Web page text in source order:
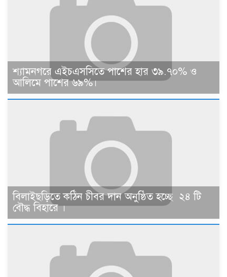
শ্যামনগরে এইচএসসিতে পাশের হার ৩৯.৭০% ও
আলিমে পাশের ৬৯%।
বিলাইছড়িতে কঠিন চীবর দান অনুষ্ঠিত হচ্ছে ২৪ টি
বৌদ্ধ বিহারে ।